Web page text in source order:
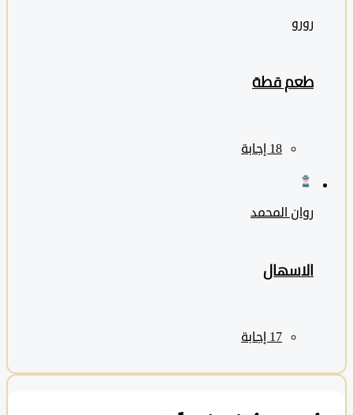
طعم قطة
روان المحمد
الاسهال